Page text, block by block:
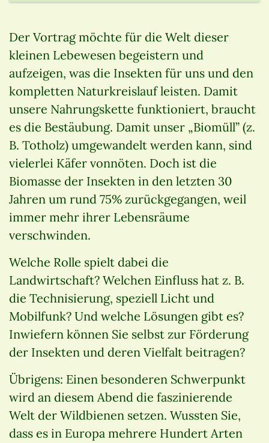
Der Vortrag möchte für die Welt dieser
kleinen Lebewesen begeistern und
aufzeigen, was die Insekten für uns und den
kompletten Naturkreislauf leisten. Damit
unsere Nahrungskette funktioniert, braucht
es die Bestäubung. Damit unser „Biomüll” (z.
B. Totholz) umgewandelt werden kann, sind
vielerlei Käfer vonnöten. Doch ist die
Biomasse der Insekten in den letzten 30
Jahren um rund 75% zurückgegangen, weil
immer mehr ihrer Lebensräume
verschwinden.
Welche Rolle spielt dabei die
Landwirtschaft? Welchen Einfluss hat z. B.
die Technisierung, speziell Licht und
Mobilfunk? Und welche Lösungen gibt es?
Inwiefern können Sie selbst zur Förderung
der Insekten und deren Vielfalt beitragen?
Übrigens: Einen besonderen Schwerpunkt
wird an diesem Abend die faszinierende
Welt der Wildbienen setzen. Wussten Sie,
dass es in Europa mehrere Hundert Arten